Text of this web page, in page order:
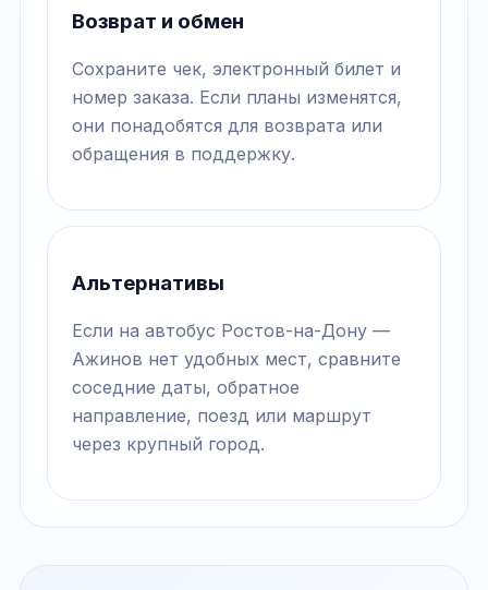
Возврат и обмен
Сохраните чек, электронный билет и
номер заказа. Если планы изменятся,
они понадобятся для возврата или
обращения в поддержку.
Альтернативы
Если на автобус Ростов-на-Дону —
Ажинов нет удобных мест, сравните
соседние даты, обратное
направление, поезд или маршрут
через крупный город.